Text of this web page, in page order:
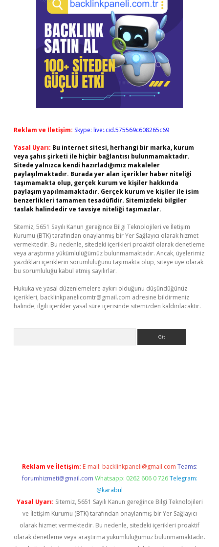
Reklam ve İletişim: Skype: live:.cid.575569c608265c69
Yasal Uyarı: Bu internet sitesi, herhangi bir marka, kurum
veya şahıs şirketi ile hiçbir bağlantısı bulunmamaktadır.
Sitede yalnızca kendi hazırladığımız makaleler
paylaşılmaktadır. Burada yer alan içerikler haber niteliği
taşımamakta olup, gerçek kurum ve kişiler hakkında
paylaşım yapılmamaktadır. Gerçek kurum ve kişiler ile isim
benzerlikleri tamamen tesadüfidir. Sitemizdeki bilgiler
taslak halindedir ve tavsiye niteliği taşımazlar.
Sitemiz, 5651 Sayılı Kanun gereğince Bilgi Teknolojileri ve İletişim
Kurumu (BTK) tarafından onaylanmış bir Yer Sağlayıcı olarak hizmet
vermektedir. Bu nedenle, sitedeki içerikleri proaktif olarak denetleme
veya araştırma yükümlülüğümüz bulunmamaktadır. Ancak, üyelerimiz
yazdıkları içeriklerin sorumluluğunu taşımakta olup, siteye üye olarak
bu sorumluluğu kabul etmiş sayılırlar.
Hukuka ve yasal düzenlemelere aykırı olduğunu düşündüğünüz
içerikleri, backlinkpanelicomtr@gmail.com adresine bildirmeniz
halinde, ilgili içerikler yasal süre içerisinde sitemizden kaldırılacaktır.
Reklam ve İletişim: E-mail: backlinkpaneli@gmail.com Teams:
forumhizmeti@gmail.com Whatsapp: 0262 606 0 726 Telegram:
@karabul
Yasal Uyarı: Sitemiz, 5651 Sayılı Kanun gereğince Bilgi Teknolojileri
ve İletişim Kurumu (BTK) tarafından onaylanmış bir Yer Sağlayıcı
olarak hizmet vermektedir. Bu nedenle, sitedeki içerikleri proaktif
olarak denetleme veya araştırma yükümlülüğümüz bulunmamaktadır.